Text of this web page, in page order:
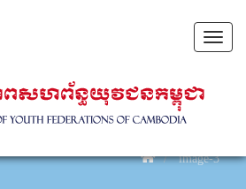
Toggle
image-3